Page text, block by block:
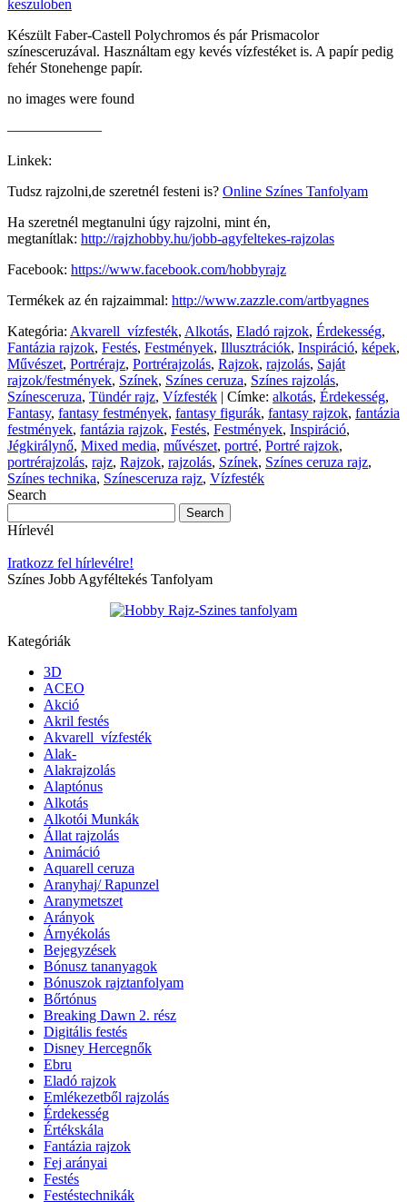
keszuloben
Készült Faber-Castell Polychromos és pár Prismacolor
színesceruzával. Használtam egy kevés vízfestéket is. A papír pedig
fehér Stonehenge papír.
no images were found
——————–
Linkek:
Tudsz rajzolni,de szeretnél festeni is? Online Színes Tanfolyam
Ha szeretnél megtanulni úgy rajzolni, mint én,
megtanítlak: http://rajzhobby.hu/jobb-agyfeltekes-rajzolas
Facebook: https://www.facebook.com/hobbyrajz
Termékek az én rajzaimmal: http://www.zazzle.com/artbyagnes
Kategória: Akvarell_vízfesték, Alkotás, Eladó rajzok, Érdekesség,
Fantázia rajzok, Festés, Festmények, Illusztrációk, Inspiráció, képek,
Művészet, Portrérajz, Portrérajzolás, Rajzok, rajzolás, Saját
rajzok/festmények, Színek, Színes ceruza, Színes rajzolás,
Színesceruza, Tündér rajz, Vízfesték | Címke: alkotás, Érdekesség,
Fantasy, fantasy festmények, fantasy figurák, fantasy rajzok, fantázia
festmények, fantázia rajzok, Festés, Festmények, Inspiráció,
Jégkirálynő, Mixed media, művészet, portré, Portré rajzok,
portrérajzolás, rajz, Rajzok, rajzolás, Színek, Színes ceruza rajz,
Színes technika, Színesceruza rajz, Vízfesték
Search
Hírlevél
Iratkozz fel hírlevélre!
Színes Jobb Agyféltekés Tanfolyam
Kategóriák
3D
ACEO
Akció
Akril festés
Akvarell_vízfesték
Alak-
Alakrajzolás
Alaptónus
Alkotás
Alkotói Munkák
Állat rajzolás
Animáció
Aquarell ceruza
Aranyhaj/ Rapunzel
Aranymetszet
Arányok
Árnyékolás
Bejegyzések
Bónusz tananyagok
Bónuszok rajztanfolyam
Bőrtónus
Breaking Dawn 2. rész
Digitális festés
Disney Hercegnők
Ebru
Eladó rajzok
Emlékezetből rajzolás
Érdekesség
Értékskála
Fantázia rajzok
Fej arányai
Festés
Festéstechnikák